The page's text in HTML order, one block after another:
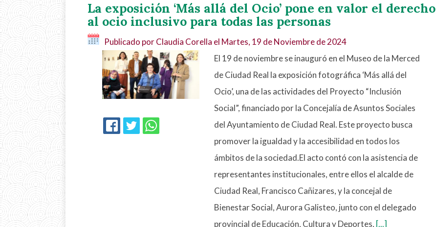
La exposición ‘Más allá del Ocio’ pone en valor el derecho
al ocio inclusivo para todas las personas
Publicado por Claudia Corella el Martes, 19 de Noviembre de 2024
FACEBOOK
TWITTER
El 19 de noviembre se inauguró en el Museo de la Merced
de Ciudad Real la exposición fotográfica ‘Más allá del
Ocio’, una de las actividades del Proyecto “Inclusión
Social”, financiado por la Concejalía de Asuntos Sociales
del Ayuntamiento de Ciudad Real. Este proyecto busca
promover la igualdad y la accesibilidad en todos los
ámbitos de la sociedad.El acto contó con la asistencia de
representantes institucionales, entre ellos el alcalde de
Ciudad Real, Francisco Cañizares, y la concejal de
Bienestar Social, Aurora Galisteo, junto con el delegado
provincial de Educación, Cultura y Deportes, [...]